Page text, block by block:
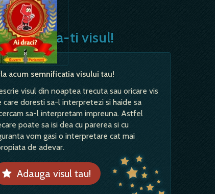
ti visul!
acum semnificatia visului tau!
visul din noaptea trecuta sau oricare vis
care doresti sa-l interpretezi si haide sa
sa-l interpretam impreuna. Astfel
poate sa isi dea cu parerea si cu
vom gasi o interpretare cat mai
de adevar.
Adauga visul tau!